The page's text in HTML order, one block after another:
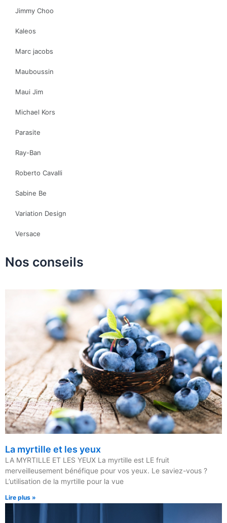
Jimmy Choo
Kaleos
Marc jacobs
Mauboussin
Maui Jim
Michael Kors
Parasite
Ray-Ban
Roberto Cavalli
Sabine Be
Variation Design
Versace
Nos conseils
La myrtille et les yeux
LA MYRTILLE ET LES YEUX La myrtille est LE fruit
merveilleusement bénéfique pour vos yeux. Le saviez-vous ?
L’utilisation de la myrtille pour la vue
Lire plus »